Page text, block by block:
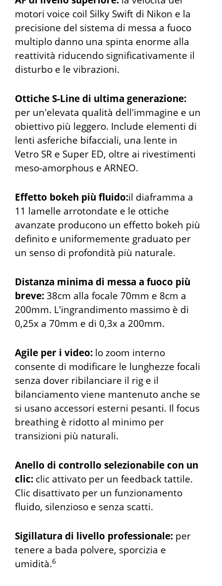
motori voice coil Silky Swift di Nikon e la
precisione del sistema di messa a fuoco
multiplo danno una spinta enorme alla
reattività riducendo significativamente il
disturbo e le vibrazioni.
Ottiche S-Line di ultima generazione:
per un'elevata qualità dell'immagine e un
obiettivo più leggero. Include elementi di
lenti asferiche bifacciali, una lente in
Vetro SR e Super ED, oltre ai rivestimenti
meso-amorphous e ARNEO.
Effetto bokeh più fluido:il diaframma a
11 lamelle arrotondate e le ottiche
avanzate producono un effetto bokeh più
definito e uniformemente graduato per
un senso di profondità più naturale.
Distanza minima di messa a fuoco più
breve:38cm alla focale 70mm e 8cm a
200mm. L'ingrandimento massimo è di
0,25x a 70mm e di 0,3x a 200mm.
Agile per i video: lo zoom interno
consente di modificare le lunghezze focali
senza dover ribilanciare il rig e il
bilanciamento viene mantenuto anche se
si usano accessori esterni pesanti. Il focus
breathing è ridotto al minimo per
transizioni più naturali.
Anello di controllo selezionabile con un
clic: clic attivato per un feedback tattile.
Clic disattivato per un funzionamento
fluido, silenzioso e senza scatti.
Sigillatura di livello professionale: per
tenere a bada polvere, sporcizia e
umidità.6